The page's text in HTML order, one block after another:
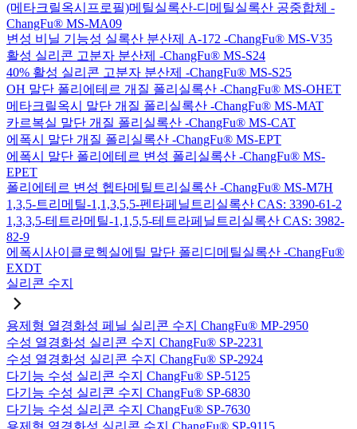
(메타크릴옥시프로필)메틸실록산-디메틸실록산 공중합체 -
ChangFu® MS-MA09
변성 비닐 기능성 실록산 분산제 A-172 -ChangFu® MS-V35
활성 실리콘 고분자 분산제 -ChangFu® MS-S24
40% 활성 실리콘 고분자 분산제 -ChangFu® MS-S25
OH 말단 폴리에테르 개질 폴리실록산 -ChangFu® MS-OHET
메타크릴옥시 말단 개질 폴리실록산 -ChangFu® MS-MAT
카르복실 말단 개질 폴리실록산 -ChangFu® MS-CAT
에폭시 말단 개질 폴리실록산 -ChangFu® MS-EPT
에폭시 말단 폴리에테르 변성 폴리실록산 -ChangFu® MS-
EPET
폴리에테르 변성 헵타메틸트리실록산 -ChangFu® MS-M7H
1,3,5-트리메틸-1,1,3,5,5-펜타페닐트리실록산 CAS: 3390-61-2
1,3,3,5-테트라메틸-1,1,5,5-테트라페닐트리실록산 CAS: 3982-
82-9
에폭시사이클로헥실에틸 말단 폴리디메틸실록산 -ChangFu®
EXDT
실리콘 수지
용제형 열경화성 페닐 실리콘 수지 ChangFu® MP-2950
수성 열경화성 실리콘 수지 ChangFu® SP-2231
수성 열경화성 실리콘 수지 ChangFu® SP-2924
다기능 수성 실리콘 수지 ChangFu® SP-5125
다기능 수성 실리콘 수지 ChangFu® SP-6830
다기능 수성 실리콘 수지 ChangFu® SP-7630
용제형 열경화성 실리콘 수지 ChangFu® SP-9115